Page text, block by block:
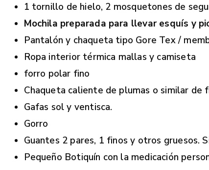
1 tornillo de hielo, 2 mosquetones de
Mochila preparada para llevar esquís y
Pantalón y chaqueta tipo Gore Tex /
Ropa interior térmica mallas y camiseta
forro polar fino
Chaqueta caliente de plumas o similar de
Gafas sol y ventisca.
Gorro
Guantes 2 pares, 1 finos y otros gruesos.
Pequeño Botiquín con la medicación